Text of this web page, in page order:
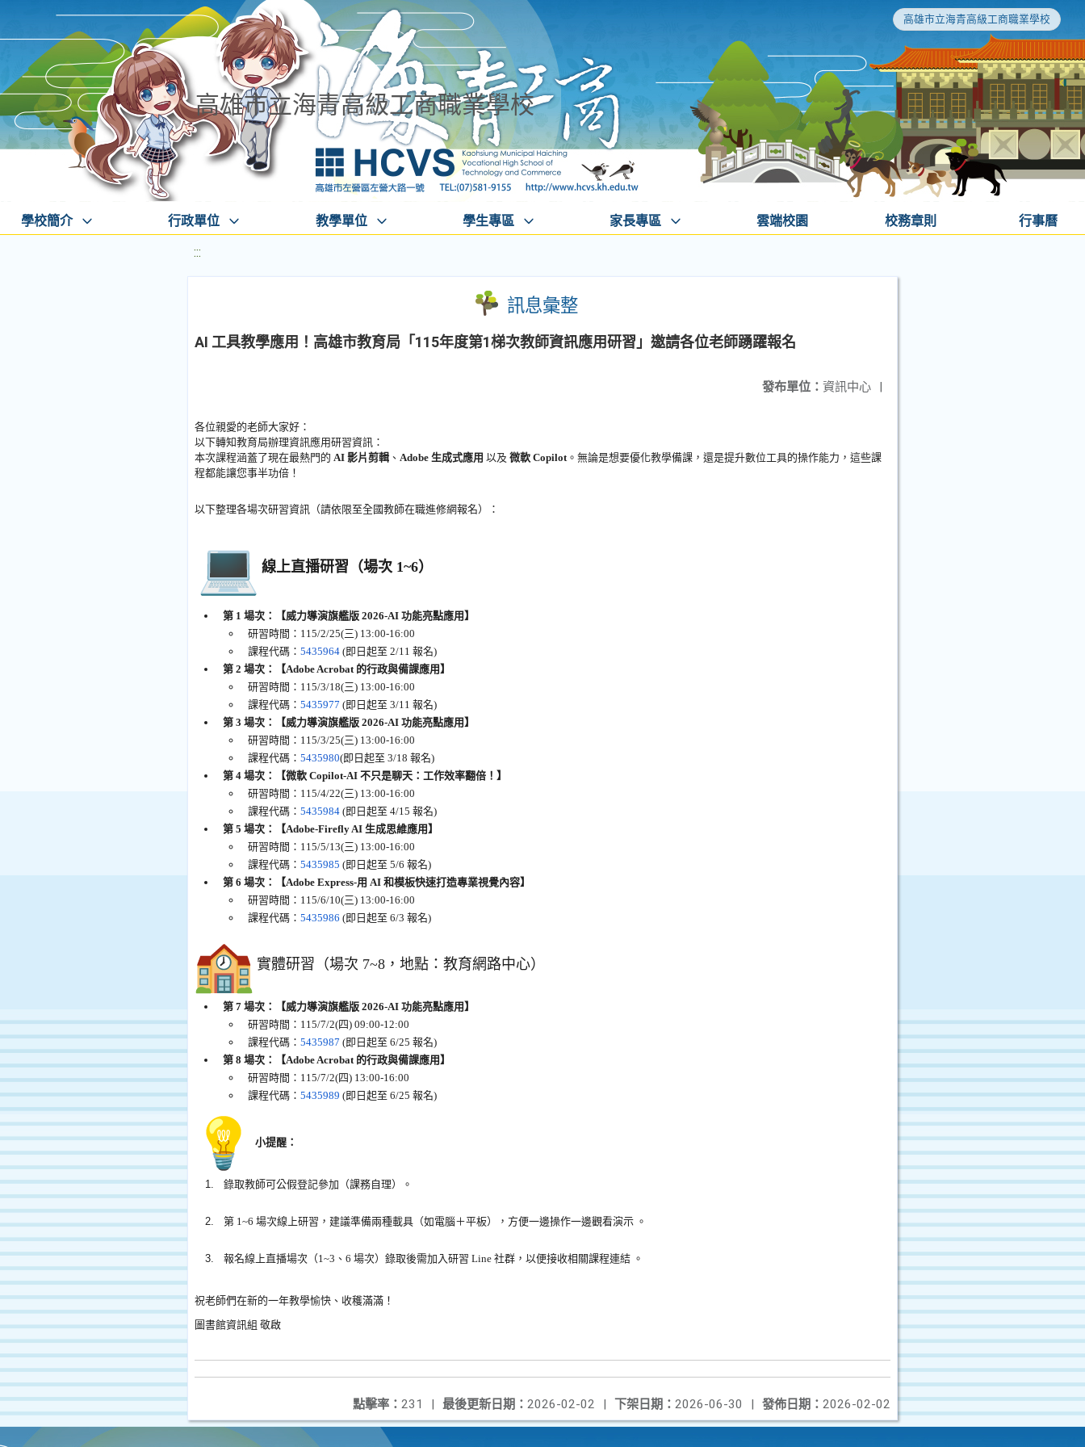
高雄市立海青高級工商職業學校
高雄市立海青高級工商職業學校
學校簡介 行政單位 教學單位 學生專區 家長專區 雲端校園 校務章則 行事曆
:::
訊息彙整
AI 工具教學應用！高雄市教育局「115年度第1梯次教師資訊應用研習」邀請各位老師踴躍報名
發布單位： 資訊中心 |
各位親愛的老師大家好：
以下轉知教育局辦理資訊應用研習資訊：
本次課程涵蓋了現在最熱門的 AI 影片剪輯 、 Adobe 生成式應用 以及 微軟 Copilot。無論是想要優化教學備課，還是提升數位工具的操作能力， 這些課
程都能讓您事半功倍！
以下整理各場次研習資訊（請依限至全國教師在職進修網報名）：
線上直播研習（場次 1~6）
第 1 場次：【威力導演旗艦版 2026-AI 功能亮點應用】
研習時間：115/2/25(三) 13:00-16:00
課程代碼： 5435964 (即日起至 2/11 報名)
第 2 場次：【Adobe Acrobat 的行政與備課應用】
研習時間：115/3/18(三) 13:00-16:00
課程代碼： 5435977 (即日起至 3/11 報名)
第 3 場次：【威力導演旗艦版 2026-AI 功能亮點應用】
研習時間：115/3/25(三) 13:00-16:00
課程代碼： 5435980(即日起至 3/18 報名)
第 4 場次：【微軟 Copilot-AI 不只是聊天：工作效率翻倍！】
研習時間：115/4/22(三) 13:00-16:00
課程代碼： 5435984 (即日起至 4/15 報名)
第 5 場次：【Adobe-Firefly AI 生成思維應用】
研習時間：115/5/13(三) 13:00-16:00
課程代碼： 5435985 (即日起至 5/6 報名)
第 6 場次：【Adobe Express-用 AI 和模板快速打造專業視覺內容】
研習時間：115/6/10(三) 13:00-16:00
課程代碼： 5435986 (即日起至 6/3 報名)
實體研習（場次 7~8，地點：教育網路中心）
第 7 場次：【威力導演旗艦版 2026-AI 功能亮點應用】
研習時間：115/7/2(四) 09:00-12:00
課程代碼： 5435987 (即日起至 6/25 報名)
第 8 場次：【Adobe Acrobat 的行政與備課應用】
研習時間：115/7/2(四) 13:00-16:00
課程代碼： 5435989 (即日起至 6/25 報名)
小提醒：
錄取教師可公假登記參加（課務自理） 。
第 1~6 場次線上研習，建議準備兩種載具（如電腦＋平板）， 方便一邊操作一邊觀看演示 。
報名線上直播場次（1~3、6 場次）錄取後需加入研習 Line 社群，以便接收相關課程連結 。
祝老師們在新的一年教學愉快、收穫滿滿！
圖書館資訊組 敬啟
發佈日期： 2026-02-02
下架日期： 2026-06-30 |
最後更新日期： 2026-02-02 |
點擊率： 231 |